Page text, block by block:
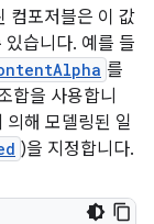
컴포저블은 이 값
습니다. 예를 들
를
합을 사용합니
의해 모델링된 일
)을 지정합니다.